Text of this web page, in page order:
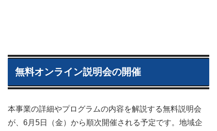
無料オンライン説明会の開催
本事業の詳細やプログラムの内容を解説する無料説明会
が、6月5日（金）から順次開催される予定です。地域企